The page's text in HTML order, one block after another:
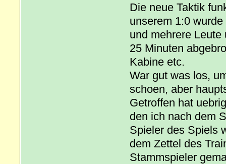
Die neue Taktik
unserem 1:0
und mehrere
25 Minuten
Kabine etc.
War gut was los,
schoen, aber
Getroffen hat
den ich nach dem
Spieler des Spiels
dem Zettel des
Stammspieler